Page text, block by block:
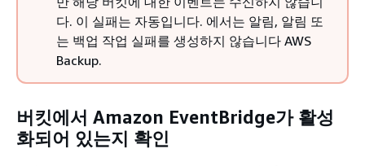
다. 이 실패는 자동입니다. 에서는 알림, 알림 또
는 백업 작업 실패를 생성하지 않습니다 AWS
Backup.
버킷에서 Amazon EventBridge가 활성
화되어 있는지 확인